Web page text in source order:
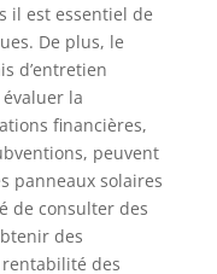
il est essentiel de
De plus, le
d’entretien
la
financières,
peuvent
panneaux solaires
de consulter des
des
des